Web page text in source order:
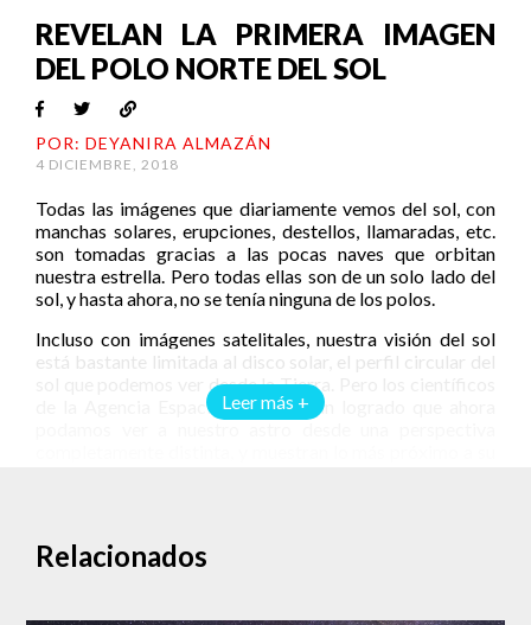
Leer más +
REVELAN LA PRIMERA IMAGEN
DEL POLO NORTE DEL SOL
POR: DEYANIRA ALMAZÁN
4 DICIEMBRE, 2018
Todas las imágenes que diariamente vemos del sol, con
manchas solares, erupciones, destellos, llamaradas, etc.
son tomadas gracias a las pocas naves que orbitan
nuestra estrella. Pero todas ellas son de un solo lado del
sol, y hasta ahora, no se tenía ninguna de los polos.
Incluso con imágenes satelitales, nuestra visión del sol
está bastante limitada al disco solar, el perfil circular del
sol que podemos ver desde la Tierra. Pero los científicos
de la Agencia Espacial Europea han logrado que ahora
por su explorador solar Proba-2.
Relacionados